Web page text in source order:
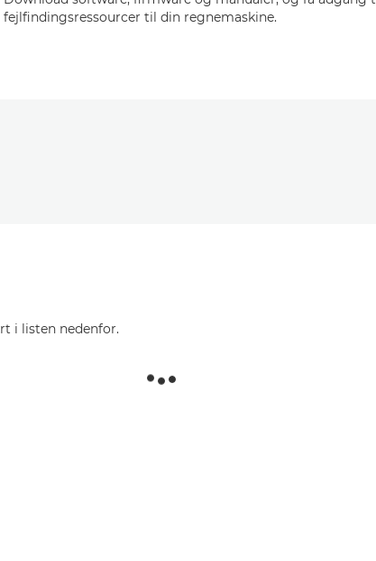
fejlfindingsressourcer til din regnemaskine.
i listen nedenfor.